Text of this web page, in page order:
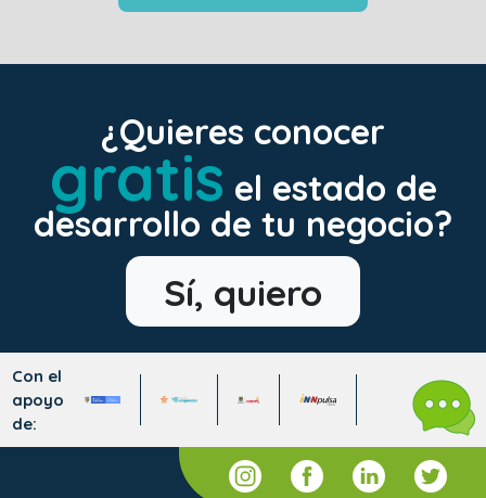
¿Quieres conocer
gratis el estado de
desarrollo de tu negocio?
Sí, quiero
Con el
apoyo
de: